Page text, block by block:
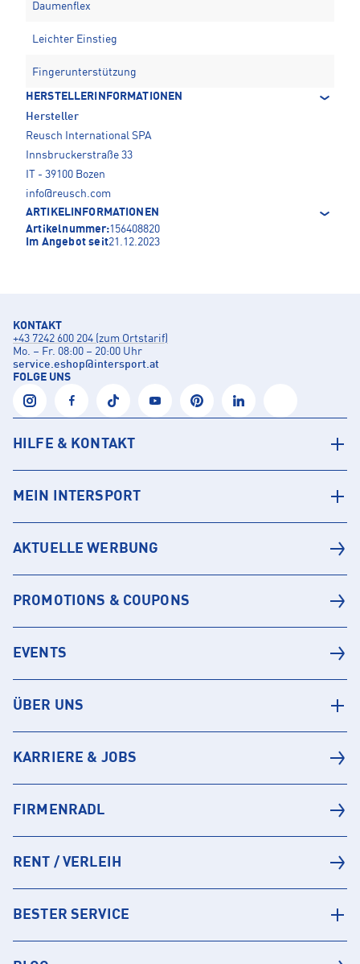
Daumenflex
Leichter Einstieg
Fingerunterstützung
HERSTELLERINFORMATIONEN
Hersteller
Reusch International SPA
Innsbruckerstraße 33
IT - 39100 Bozen
info@reusch.com
ARTIKELINFORMATIONEN
Artikelnummer:156408820
Im Angebot seit21.12.2023
KONTAKT
+43 7242 600 204 (zum Ortstarif)
Mo. – Fr. 08:00 – 20:00 Uhr
service.eshop@intersport.at
FOLGE UNS
HILFE & KONTAKT
MEIN INTERSPORT
AKTUELLE WERBUNG
PROMOTIONS & COUPONS
EVENTS
ÜBER UNS
KARRIERE & JOBS
FIRMENRADL
RENT / VERLEIH
BESTER SERVICE